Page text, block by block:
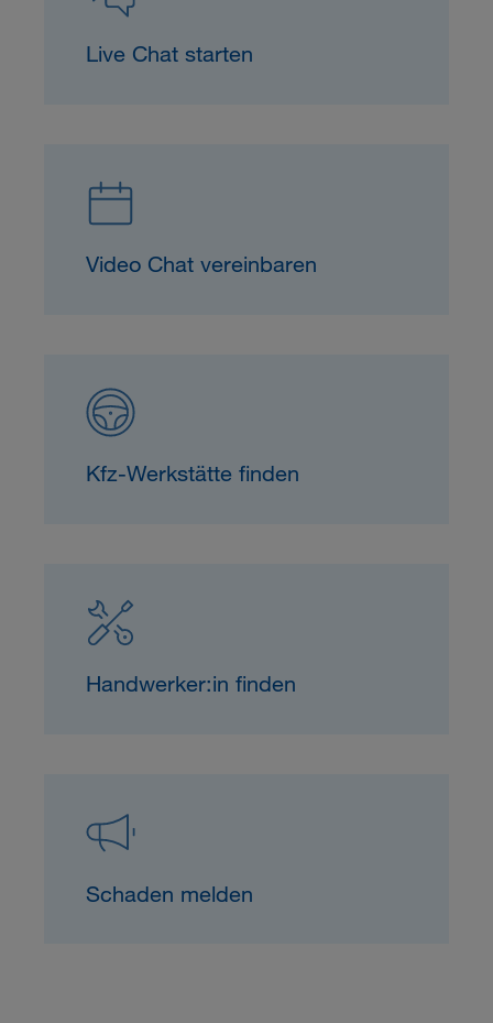
Live Chat starten
Video Chat vereinbaren
Kfz-Werkstätte finden
Handwerker:in finden
Schaden melden